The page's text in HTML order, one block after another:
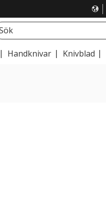
Handknivar Knivblad